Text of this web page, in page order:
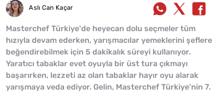
Aslı Can Kaçar
Masterchef Türkiye'de heyecan dolu seçmeler tüm
hızıyla devam ederken, yarışmacılar yemeklerini şeflere
beğendirebilmek için 5 dakikalık süreyi kullanıyor.
Yaratıcı tabaklar evet oyuyla bir üst tura çıkmayı
başarırken, lezzeti az olan tabaklar hayır oyu alarak
yarışmaya veda ediyor. Gelin, Masterchef Türkiye'nin 7.